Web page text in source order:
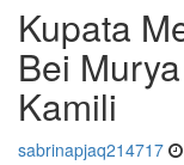
Kupata
Bei
Kamili
sabrinapjaq214717